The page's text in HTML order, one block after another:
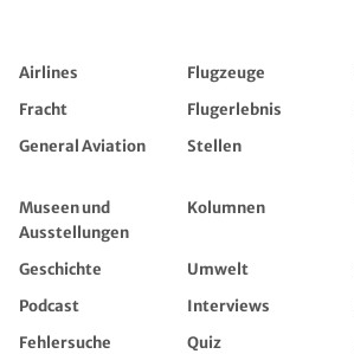
Airlines Flugzeuge
Fracht
Flugerlebnis
General Aviation
Stellen
Museen und
Ausstellungen
Kolumnen
Geschichte Umwelt
Podcast
Interviews
Fehlersuche
Quiz